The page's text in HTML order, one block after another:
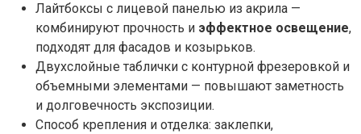
Лайтбоксы с лицевой панелью из акрила —
комбинируют прочность и эффектное освещение,
подходят для фасадов и козырьков.
Двухслойные таблички с контурной фрезеровкой и
объемными элементами — повышают заметность
и долговечность экспозиции.
Способ крепления и отделка: заклепки,